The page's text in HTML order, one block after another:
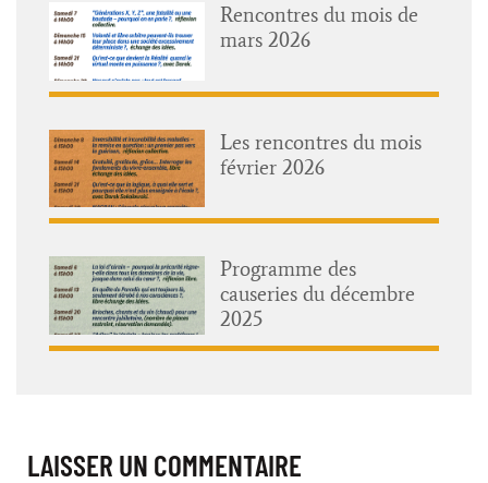
Rencontres du mois de
mars 2026
Les rencontres du mois
février 2026
Programme des
causeries du décembre
2025
LAISSER UN COMMENTAIRE